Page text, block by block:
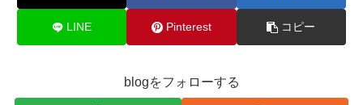
LINE Pinterest コピー
blogをフォローする